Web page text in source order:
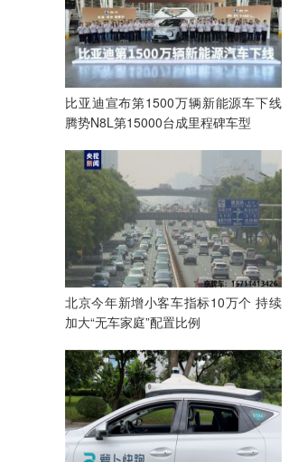
比亚迪宣布第1500万辆新能源车下线
腾势N8L第15000台成里程碑车型
北京今年新增小客车指标10万个 持续
加大“无车家庭”配置比例